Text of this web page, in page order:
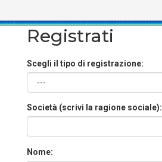
Registrati
Scegli il tipo di registrazione:
Società (scrivi la ragione sociale):
Nome: